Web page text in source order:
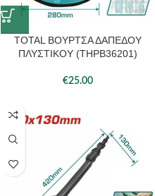
TOTAL ΒΟΥΡΤΣΑ ΔΑΠΕΔΟΥ
ΠΛΥΣΤΙΚΟΥ (THPB36201)
€25.00